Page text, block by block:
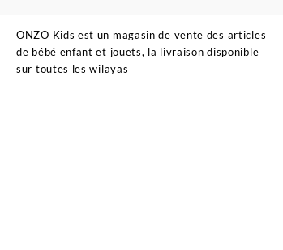
ONZO Kids est un magasin de vente des articles
de bébé enfant et jouets, la livraison disponible
sur toutes les wilayas